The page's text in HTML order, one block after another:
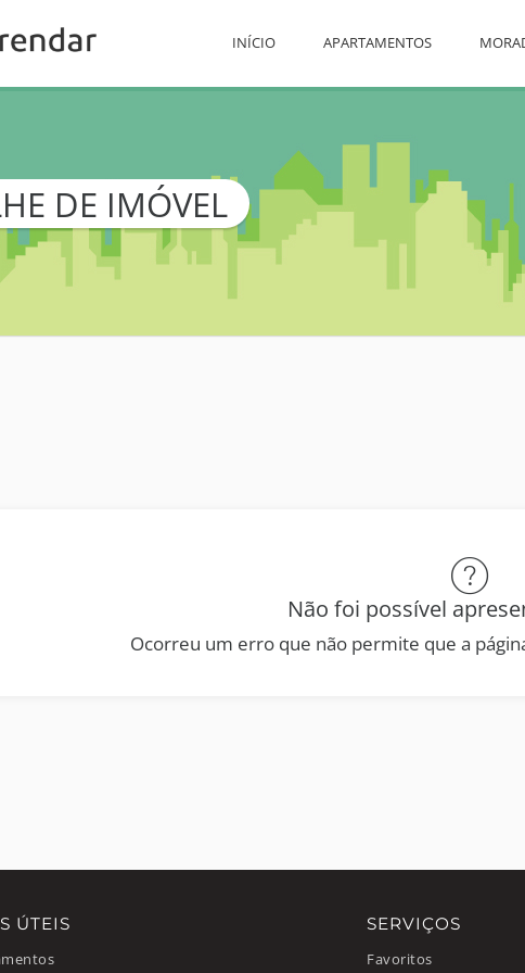
INÍCIO APARTAMENTOS
DE IMÓVEL
Não foi possível
Ocorreu um erro que não permite que a
ÚTEIS SERVIÇOS
Favoritos